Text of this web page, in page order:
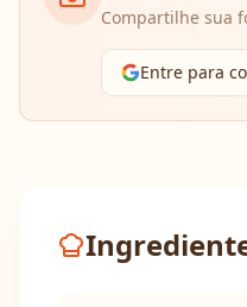
Compartilhe sua
Entre para